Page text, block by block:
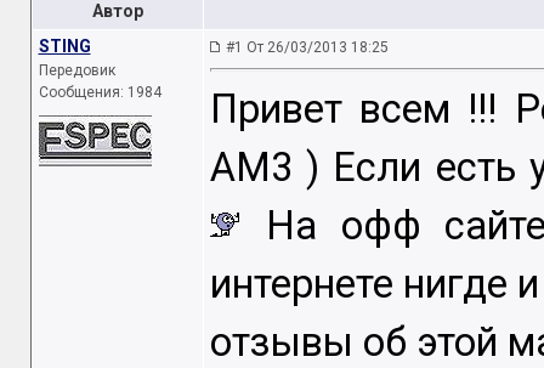
Автор
STING
Передовик
Сообщения: 1984
#1 От 26/03/2013 18:25
Привет всем !!!
AM3 ) Если есть
На офф
интернете нигде
отзывы об этой